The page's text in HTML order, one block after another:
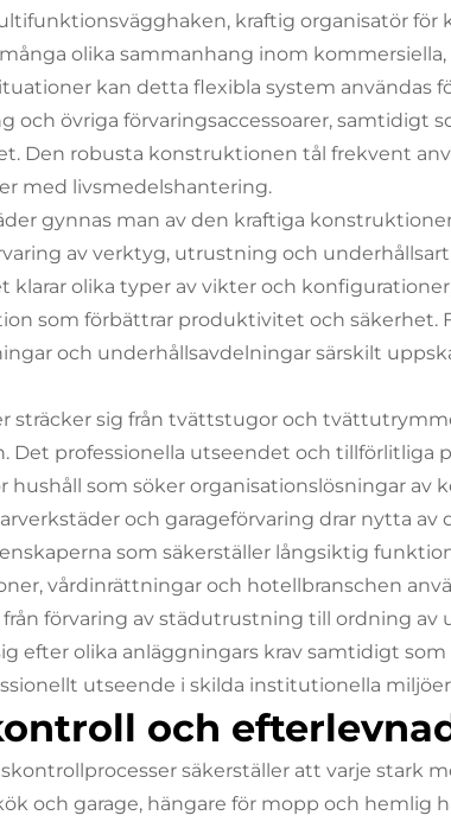
kraftig organisatör för
olika sammanhang inom
kan detta flexibla system användas
och övriga förvaringsaccessoarer, samtidigt
Den robusta konstruktionen tål frekvent
med livsmedelshantering.
gynnas man av den kraftiga
av verktyg, utrustning och
klarar olika typer av vikter och
som förbättrar produktivitet och säkerhet.
och underhållsavdelningar särskilt
sträcker sig från tvättstugor och
Det professionella utseendet och tillförlitliga
som söker organisationslösningar av
och garageförvaring drar nytta
som säkerställer långsiktig
vårdinrättningar och hotellbranschen
förvaring av städutrustning till ordning av
efter olika anläggningars krav samtidigt
utseende i skilda institutionella
och
säkerställer att varje stark
och garage, hängare för mopp och hemlig